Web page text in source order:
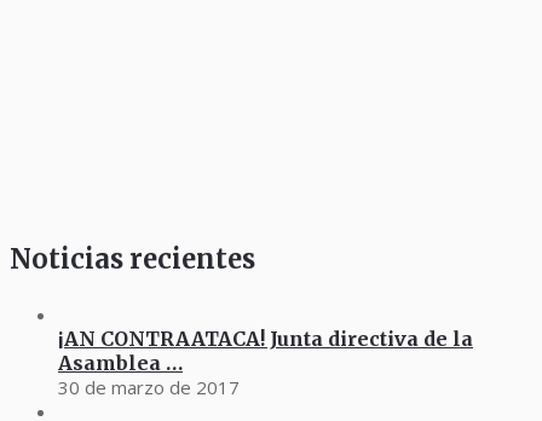
Noticias recientes
¡AN CONTRAATACA! Junta directiva de la
Asamblea …
30 de marzo de 2017